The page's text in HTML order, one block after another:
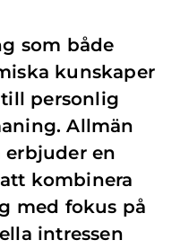
som både
kunskaper
personlig
Allmän
en
kombinera
med fokus på
intressen